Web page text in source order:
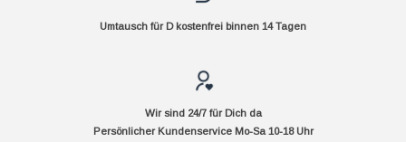
Umtausch für D kostenfrei binnen 14 Tagen
Wir sind 24/7 für Dich da
Persönlicher Kundenservice Mo-Sa 10-18 Uhr